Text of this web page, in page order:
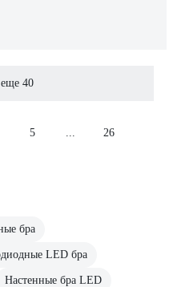
40
5 26
бра
LED бра
Настенные бра LED